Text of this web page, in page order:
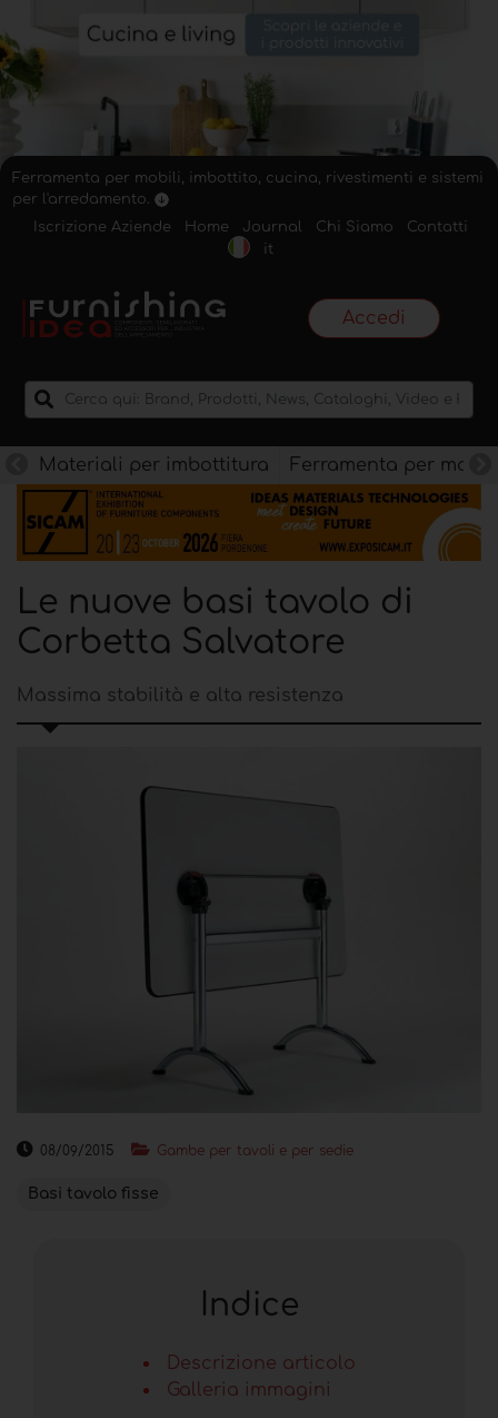
Ferramenta per mobili, imbottito, cucina, rivestimenti e sistemi
per l'arredamento.
Iscrizione Aziende
Home Journal Chi Siamo
Contatti
it
Accedi
Materiali per imbottitura Ferramenta per mobili
Le nuove basi tavolo di
Corbetta Salvatore
Massima stabilità e alta resistenza
08/09/2015 Gambe per tavoli e per sedie
Basi tavolo fisse
Indice
Descrizione articolo
Galleria immagini